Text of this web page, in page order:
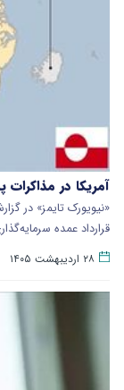
آمریکا در
​«نیویورک تایمز» در
قرارداد عمده
۲۸ اردیبهشت ۱۴۰۵